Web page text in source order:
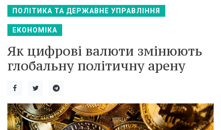
ПОЛІТИКА ТА ДЕРЖАВНЕ УПРАВЛІННЯ
ЕКОНОМІКА
Як цифрові валюти змінюють
глобальну політичну арену